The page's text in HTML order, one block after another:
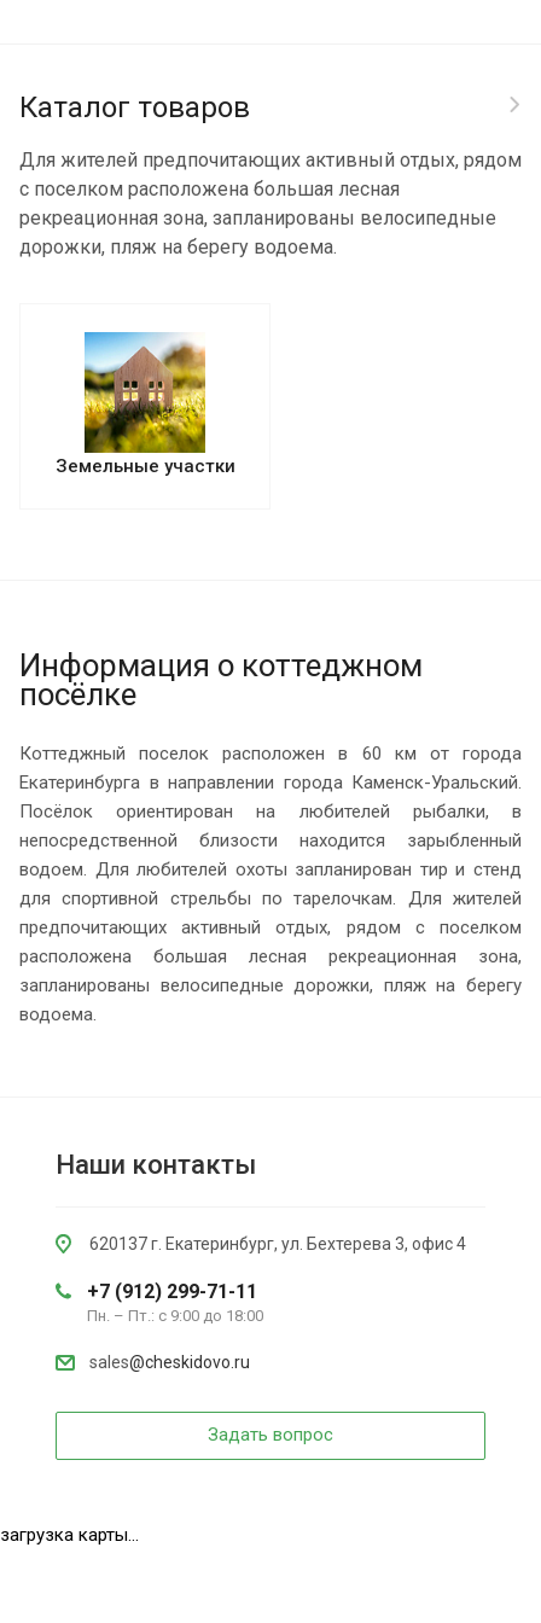
Каталог товаров
Для жителей предпочитающих активный отдых, рядом
с поселком расположена большая лесная
рекреационная зона, запланированы велосипедные
дорожки, пляж на берегу водоема.
Земельные участки
Информация о коттеджном
посёлке
Коттеджный поселок расположен в 60 км от города
Екатеринбурга в направлении города Каменск-Уральский.
Посёлок ориентирован на любителей рыбалки, в
непосредственной близости находится зарыбленный
водоем. Для любителей охоты запланирован тир и стенд
для спортивной стрельбы по тарелочкам. Для жителей
предпочитающих активный отдых, рядом с поселком
расположена большая лесная рекреационная зона,
запланированы велосипедные дорожки, пляж на берегу
водоема.
Наши контакты
620137 г. Екатеринбург, ул. Бехтерева 3, офис 4
+7 (912) 299-71-11
Пн. – Пт.: с 9:00 до 18:00
sales@cheskidovo.ru
Задать вопрос
загрузка карты...